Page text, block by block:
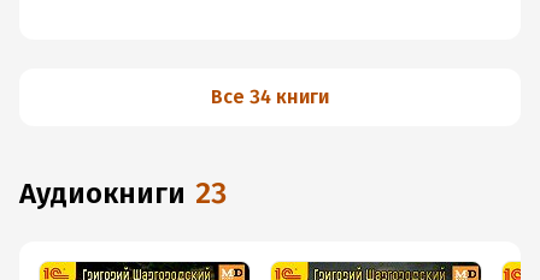
Все 34 книги
аудиокниги 23